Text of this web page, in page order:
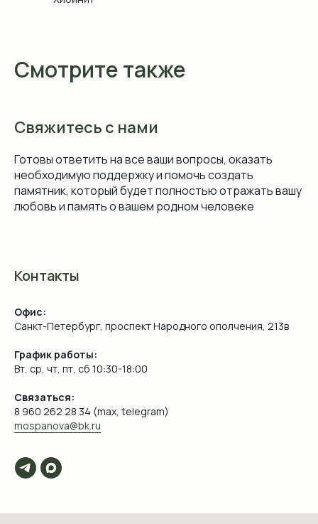
Смотрите также
Свяжитесь с нами
Готовы ответить на все ваши вопросы, оказать
необходимую поддержку и помочь создать
памятник, который будет полностью отражать вашу
любовь и память о вашем родном человеке
Контакты
Офис:
Санкт-Петербург, проспект Народного ополчения, 213в
График работы:
Вт, ср, чт, пт, сб 10:30-18:00
Связаться:
8 960 262 28 34 (max, telegram)
mospanova@bk.ru